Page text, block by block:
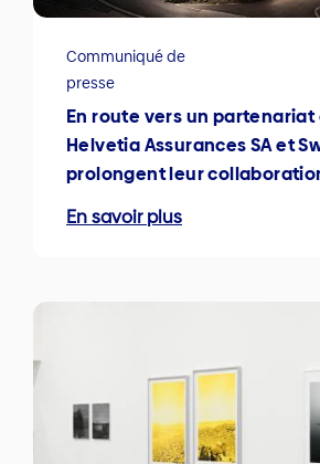
Communiqué de
presse
En route vers un partenariat
Helvetia Assurances SA et
prolongent leur
En savoir plus